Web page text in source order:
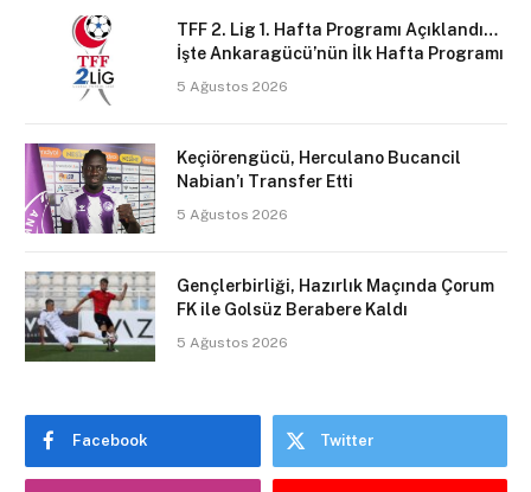
TFF 2. Lig 1. Hafta Programı Açıklandı…
İşte Ankaragücü’nün İlk Hafta Programı
5 Ağustos 2026
Keçiörengücü, Herculano Bucancil
Nabian’ı Transfer Etti
5 Ağustos 2026
Gençlerbirliği, Hazırlık Maçında Çorum
FK ile Golsüz Berabere Kaldı
5 Ağustos 2026
Facebook Twitter